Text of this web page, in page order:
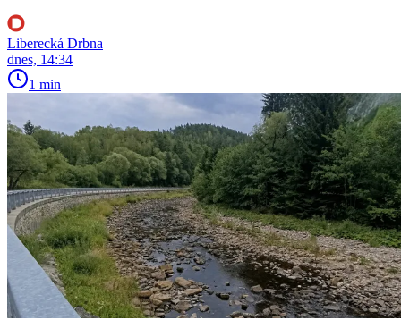
Liberecká Drbna
dnes, 14:34
1 min